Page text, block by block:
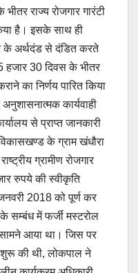
राज्य रोजगार गारंटी
है। इसके साथ ही
के अर्थदंड से दंडित करते
हजार 30 दिवस के भीतर
का निर्णय पारित किया
कार्यवाही
से प्राप्त जानकारी
के ग्राम खंधौरा
ग्रामीण रोजगार
रुपये की स्वीकृति
2018 को पूर्ण कर
के सम्बंध में फर्जी मस्टरोल
आया था। जिस पर
की थी, लोकपाल ने